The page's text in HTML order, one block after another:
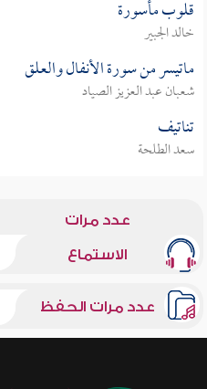
قلوب مأسورة
خالد الجبير
ماتيسر من سورة الأنفال والعلق
شعبان عبد العزيز الصياد
تناتيف
سعد الطلحة
عدد مرات
الاستماع
عدد مرات الحفظ